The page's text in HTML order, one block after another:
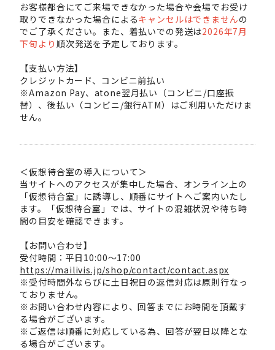
お客様都合にてご来場できなかった場合や会場でお受け
取りできなかった場合によるキャンセルはできませんの
でご了承ください。また、着払いでの発送は2026年7月
下旬より 順次発送を予定しております。
【支払い方法】
クレジットカード、コンビニ前払い
※Amazon Pay、atone翌月払い（コンビニ/口座振
替）、後払い（コンビニ/銀行ATM）はご利用いただけま
せん。
＜仮想待合室の導入について＞
当サイトへのアクセスが集中した場合、オンライン上の
「仮想待合室」に誘導し、順番にサイトへご案内いたし
ます。「仮想待合室」では、サイトの混雑状況や待ち時
間の目安を確認できます。
【お問い合わせ】
受付時間：平日10:00～17:00
https://mailivis.jp/shop/contact/contact.aspx
※受付時間外ならびに土日祝日の返信対応は原則行なっ
ておりません。
※お問い合わせ内容により、回答までにお時間を頂戴す
る場合がございます。
※ご返信は順番に対応している為、回答が翌日以降とな
る場合がございます。